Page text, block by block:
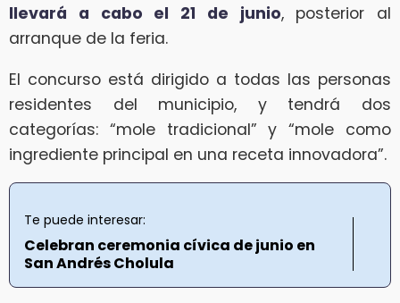
llevará a cabo el 21 de junio, posterior al
arranque de la feria.
El concurso está dirigido a todas las personas
residentes del municipio, y tendrá dos
categorías: “mole tradicional” y “mole como
ingrediente principal en una receta innovadora”.
Te puede interesar:
Celebran ceremonia cívica de junio en
San Andrés Cholula